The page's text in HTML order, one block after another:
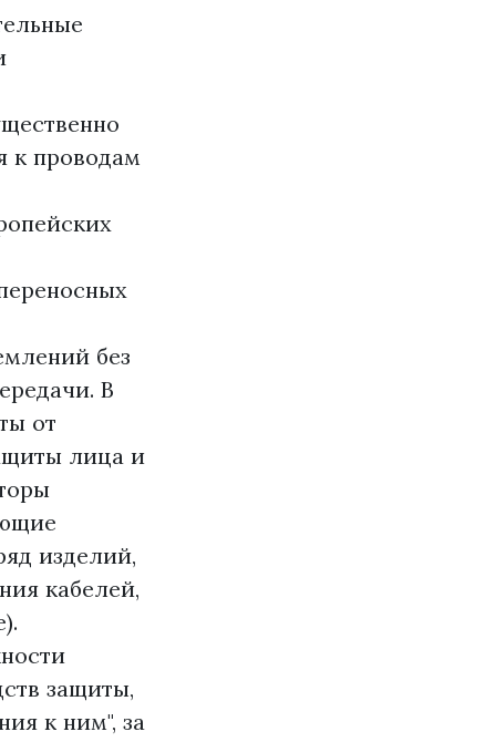
к проводам
без
В
от
лица и
изделий,
кабелей,
защиты,
к ним", за